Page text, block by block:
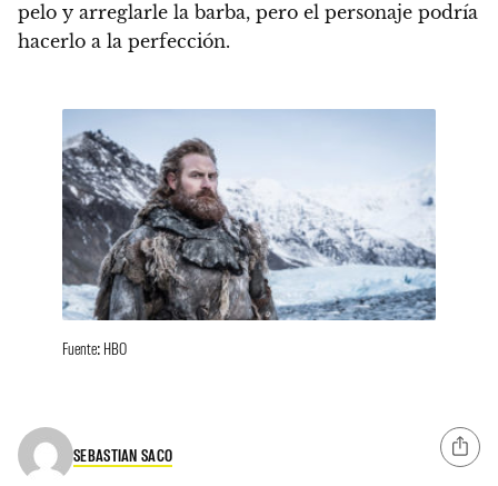
pelo y arreglarle la barba, pero el personaje podría
hacerlo a la perfección.
Fuente: HBO
SEBASTIAN SACO